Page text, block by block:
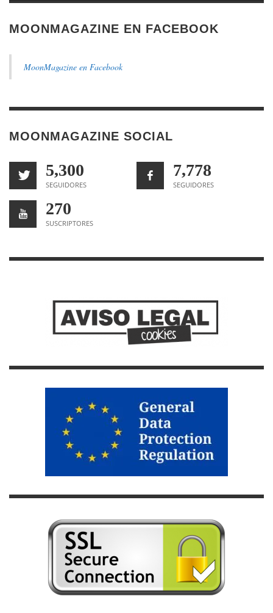
MOONMAGAZINE EN FACEBOOK
MoonMagazine en Facebook
MOONMAGAZINE SOCIAL
5,300
SEGUIDORES
7,778
SEGUIDORES
270
SUSCRIPTORES